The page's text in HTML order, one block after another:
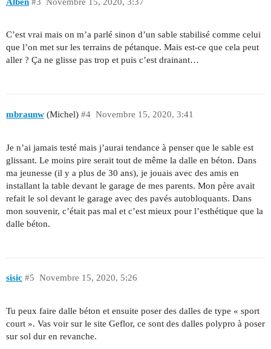
C’est vrai mais on m’a parlé sinon d’un sable stabilisé comme celui
que l’on met sur les terrains de pétanque. Mais est-ce que cela peut
aller ? Ça ne glisse pas trop et puis c’est drainant…
mbraunw (Michel) Novembre 15, 2020, 3:41
#4
Je n’ai jamais testé mais j’aurai tendance à penser que le sable est
glissant. Le moins pire serait tout de même la dalle en béton. Dans
ma jeunesse (il y a plus de 30 ans), je jouais avec des amis en
installant la table devant le garage de mes parents. Mon père avait
refait le sol devant le garage avec des pavés autobloquants. Dans
mon souvenir, c’était pas mal et c’est mieux pour l’esthétique que la
dalle béton.
sisic Novembre 15, 2020, 5:26
#5
Tu peux faire dalle béton et ensuite poser des dalles de type « sport
court ». Vas voir sur le site Geflor, ce sont des dalles polypro à poser
sur sol dur en revanche.